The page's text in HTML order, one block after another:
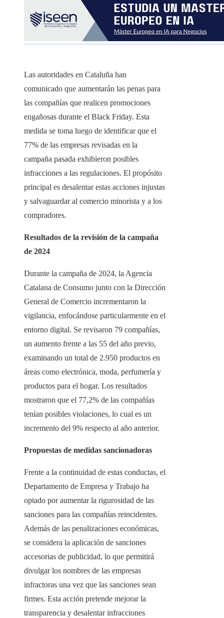
Las autoridades en Cataluña han
comunicado que aumentarán las penas para
las compañías que realicen promociones
engañosas durante el Black Friday. Esta
medida se toma luego de identificar que el
77% de las empresas revisadas en la
campaña pasada exhibieron posibles
infracciones a las regulaciones. El propósito
principal es desalentar estas acciones injustas
y salvaguardar al comercio minorista y a los
compradores.
Resultados de la revisión de la campaña
de 2024
Durante la campaña de 2024, la Agencia
Catalana de Consumo junto con la Dirección
General de Comercio incrementaron la
vigilancia, enfocándose particularmente en el
entorno digital. Se revisaron 79 compañías,
un aumento frente a las 55 del año previo,
examinando un total de 2.950 productos en
áreas como electrónica, moda, perfumería y
productos para el hogar. Los resultados
mostraron que el 77,2% de las compañías
tenían posibles violaciones, lo cual es un
incremento del 9% respecto al año anterior.
Propuestas de medidas sancionadoras
Frente a la continuidad de estas conductas, el
Departamento de Empresa y Trabajo ha
optado por aumentar la rigurosidad de las
sanciones para las compañías reincidentes.
Además de las penalizaciones económicas,
se considera la aplicación de sanciones
accesorias de publicidad, lo que permitirá
divulgar los nombres de las empresas
infractoras una vez que las sanciones sean
firmes. Esta acción pretende mejorar la
transparencia y desalentar infracciones